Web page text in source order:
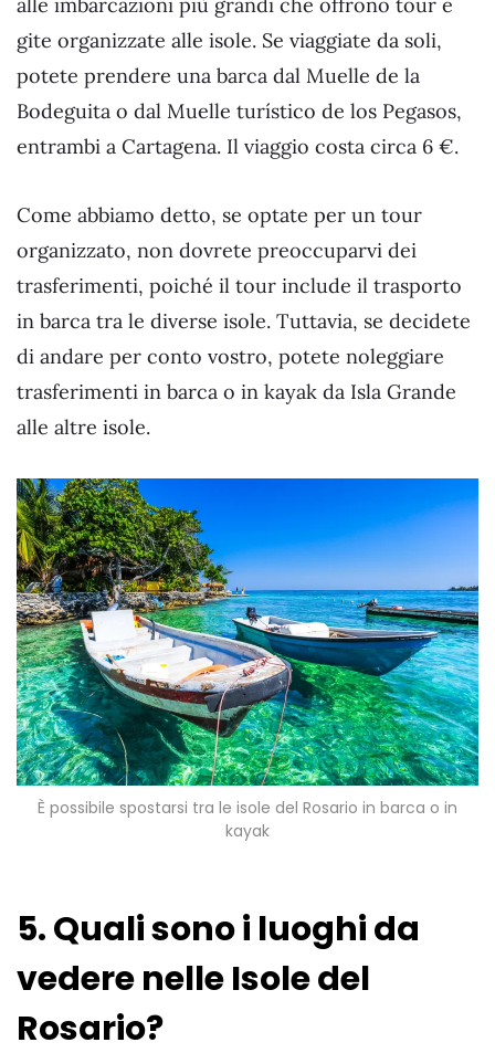
alle imbarcazioni più grandi che offrono tour e
gite organizzate alle isole. Se viaggiate da soli,
potete prendere una barca dal Muelle de la
Bodeguita o dal Muelle turístico de los Pegasos,
entrambi a Cartagena. Il viaggio costa circa 6 €.
Come abbiamo detto, se optate per un tour
organizzato, non dovrete preoccuparvi dei
trasferimenti, poiché il tour include il trasporto
in barca tra le diverse isole. Tuttavia, se decidete
di andare per conto vostro, potete noleggiare
trasferimenti in barca o in kayak da Isla Grande
alle altre isole.
È possibile spostarsi tra le isole del Rosario in barca o in
kayak
5. Quali sono i luoghi da
vedere nelle Isole del
Rosario?